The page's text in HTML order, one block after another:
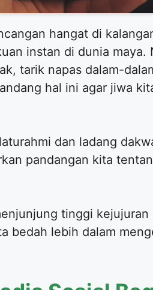
hangat di
instan di dunia maya.
tarik napas dalam-
hal ini agar jiwa
dan ladang
pandangan kita
tinggi
bedah lebih dalam